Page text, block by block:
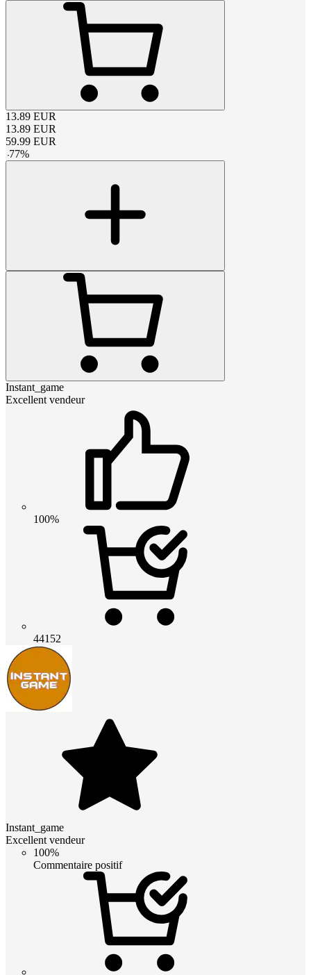
13.89 EUR
13.89 EUR
59.99 EUR
-77%
Instant_game
Excellent vendeur
100%
44152
Instant_game
Excellent vendeur
100%
Commentaire positif